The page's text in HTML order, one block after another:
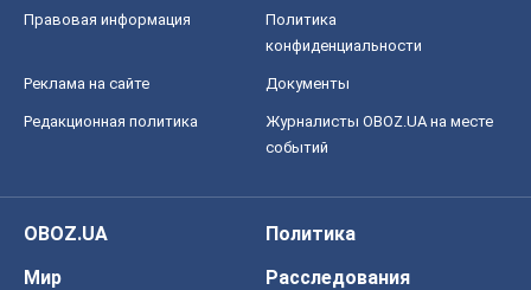
Правовая информация
Политика
конфиденциальности
Реклама на сайте Документы
Редакционная политика
Журналисты OBOZ.UA на месте
событий
OBOZ.UA
Политика
Мир
Расследования